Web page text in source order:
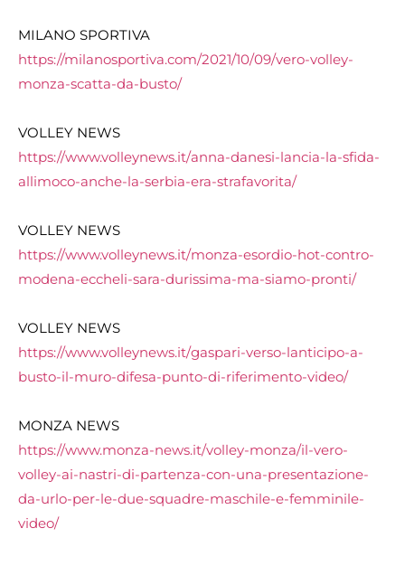
MILANO SPORTIVA
https://milanosportiva.com/2021/10/09/vero-volley-
monza-scatta-da-busto/
VOLLEY NEWS
https://www.volleynews.it/anna-danesi-lancia-la-sfida-
allimoco-anche-la-serbia-era-strafavorita/
VOLLEY NEWS
https://www.volleynews.it/monza-esordio-hot-contro-
modena-eccheli-sara-durissima-ma-siamo-pronti/
VOLLEY NEWS
https://www.volleynews.it/gaspari-verso-lanticipo-a-
busto-il-muro-difesa-punto-di-riferimento-video/
MONZA NEWS
https://www.monza-news.it/volley-monza/il-vero-
volley-ai-nastri-di-partenza-con-una-presentazione-
da-urlo-per-le-due-squadre-maschile-e-femminile-
video/